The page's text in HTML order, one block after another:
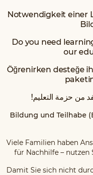
Notwendigkeit einer
Do you need
our
Öğrenirken desteğe
من حزمة التعليم
Bildung und Teilhabe
Viele Familien haben
für Nachhilfe – nutzen
Damit Sie sich nicht